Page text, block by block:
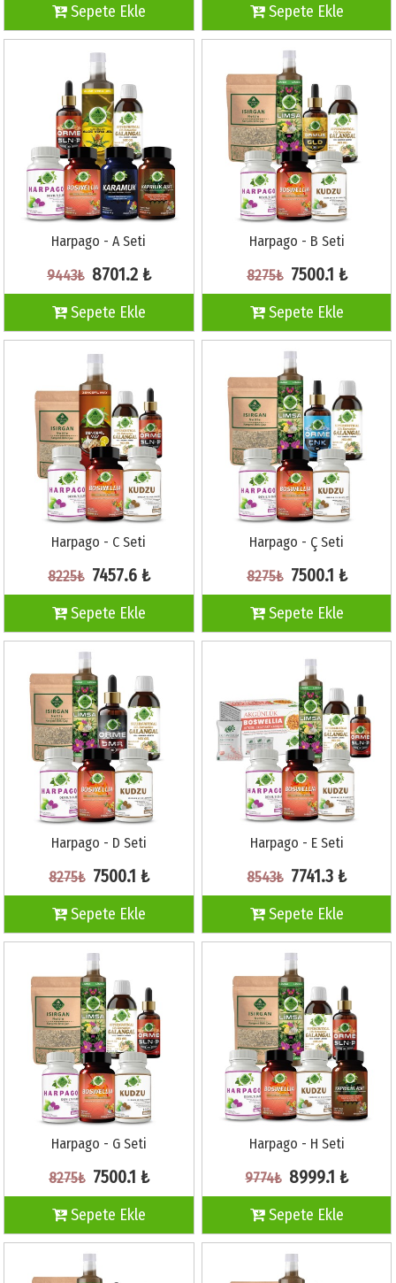
Sepete Ekle Sepete Ekle
Harpago - A Seti
9443₺ 8701.2 ₺
Sepete Ekle
Harpago - B Seti
8275₺ 7500.1 ₺
Sepete Ekle
Harpago - C Seti
8225₺ 7457.6 ₺
Sepete Ekle
Harpago - Ç Seti
8275₺ 7500.1 ₺
Sepete Ekle
Harpago - D Seti
8275₺ 7500.1 ₺
Sepete Ekle
Harpago - E Seti
8543₺ 7741.3 ₺
Sepete Ekle
Harpago - G Seti
8275₺ 7500.1 ₺
Sepete Ekle
Harpago - H Seti
9774₺ 8999.1 ₺
Sepete Ekle